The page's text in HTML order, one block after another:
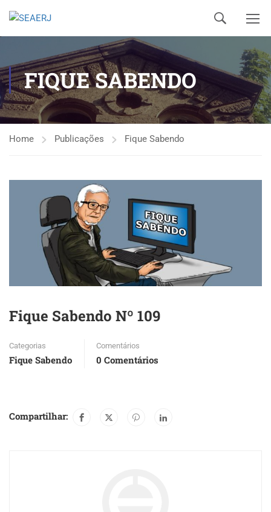
FIQUE SABENDO
Home Publicações Fique Sabendo
Fique Sabendo Nº 109
Categorias
Fique Sabendo
Comentários
0 Comentários
Compartilhar: